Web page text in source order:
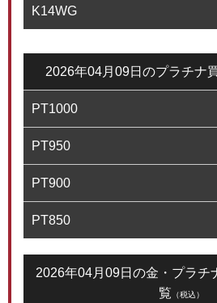
K14WG
2026年04月09日のプラチナ
PT1000
PT950
PT900
PT850
2026年04月09日の金・プラチ
覧 （税込）